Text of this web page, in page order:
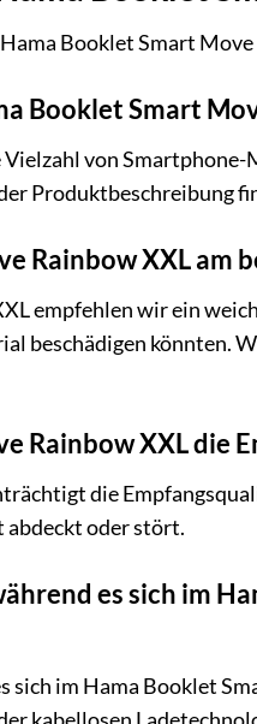
Booklet Smart
Booklet Smart
von
Produktbeschreibung
Rainbow XXL am
empfehlen wir ein
beschädigen könnten.
Rainbow XXL die
die
abdeckt oder stört.
es sich im
sich im Hama Booklet